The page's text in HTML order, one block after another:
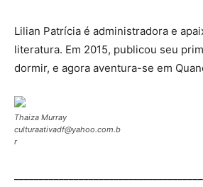
Lilian Patrícia é administradora e
literatura. Em 2015, publicou seu
dormir, e agora aventura-se em
Thaiza Murray
culturaativadf@yahoo.com.b
r